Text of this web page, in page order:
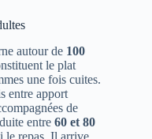
autour de 100
le plat
une fois cuites.
entre apport
de
entre 60 et 80
le repas. Il arrive